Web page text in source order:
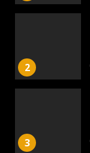
2
3